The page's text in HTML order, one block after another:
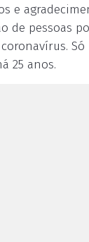
e
de pessoas
Só
25 anos.